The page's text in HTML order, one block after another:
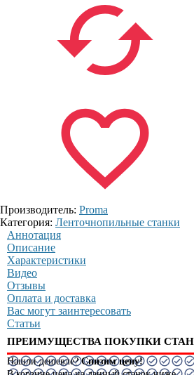
Производитель: Proma
Категория: Ленточнопильные станки
Аннотация
Описание
Характеристики
Видео
Отзывы
Оплата и доставка
Вас могут заинтересовать
Статьи
ПРЕИМУЩЕСТВА ПОКУПКИ
Нашли дешевле?Снизим цену!